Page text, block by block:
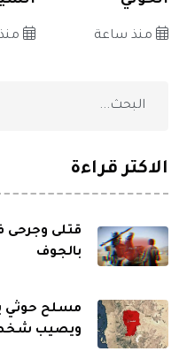
منذ ساعة منذ 3
الاكثر قراءة
قتلى وجرحى
بالجوف
مسلح حوثي
ويصيب